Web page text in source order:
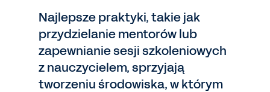
Najlepsze praktyki, takie jak
przydzielanie mentorów lub
zapewnianie sesji szkoleniowych
z nauczycielem, sprzyjają
tworzeniu środowiska, w którym